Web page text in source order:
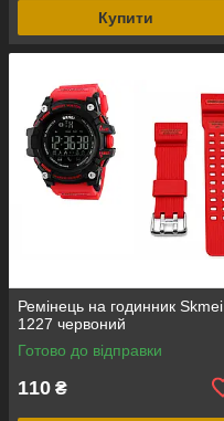
Купити
Ремінець на годинник Skmei
1227 червоний
Готово до відправки
110 ₴